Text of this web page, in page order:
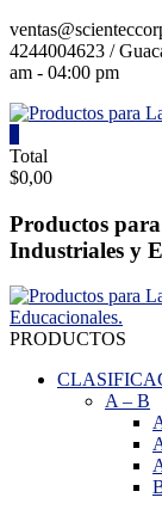
Saltar
contenido
4244004623 /
am - 04:00 pm
Productos
para
Laboratorios
Investigación,
y
Educacionales.
Total
$0,00
Productos
Industriales y
PRODUCTOS
A– B